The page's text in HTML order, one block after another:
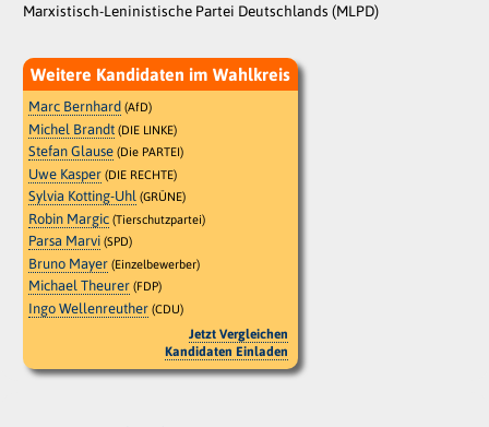
Marxistisch-Leninistische Partei Deutschlands (MLPD)
Weitere Kandidaten im Wahlkreis
Marc Bernhard (AfD)
Michel Brandt (DIE LINKE)
Stefan Glause (Die PARTEI)
Uwe Kasper (DIE RECHTE)
Sylvia Kotting-Uhl (GRÜNE)
Robin Margic (Tierschutzpartei)
Parsa Marvi (SPD)
Bruno Mayer (Einzelbewerber)
Michael Theurer (FDP)
Ingo Wellenreuther (CDU)
Jetzt Vergleichen
Kandidaten Einladen